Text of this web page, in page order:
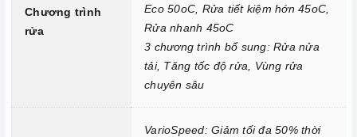
rửa chén hoặc muối rửa chén theo hướng dẫn của nhà sản
xuất.
Sắp xếp bát đĩa đúng cách: Trước khi cho bát đĩa vào
chén bát bán âm Bosch SMU53M75EU Serie 4
xếp chúng đúng cách để bát đĩa được rửa sạch và khô ráo
hoàn toàn. Bạn cần chú ý:
Chương trình
rửa
Eco 50oC, Rửa tiết kiệm hớn 45oC,
Rửa nhanh 45oC
3 chương trình bổ sung: Rửa nửa
tải, Tăng tốc độ rửa, Vùng rửa
chuyên sâu
VarioSpeed: Giảm tối đa 50% thời